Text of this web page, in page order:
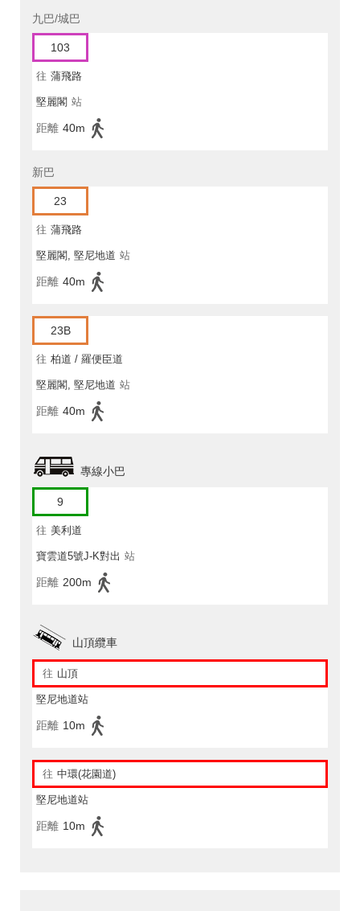
九巴/城巴
103
往 蒲飛路
堅麗閣 站
距離 40m
新巴
23
往 蒲飛路
堅麗閣, 堅尼地道 站
距離 40m
23B
往 柏道 / 羅便臣道
堅麗閣, 堅尼地道 站
距離 40m
專線小巴
9
往 美利道
寶雲道5號J-K對出 站
距離 200m
山頂纜車
往 山頂
堅尼地道站
距離 10m
往 中環(花園道)
堅尼地道站
距離 10m